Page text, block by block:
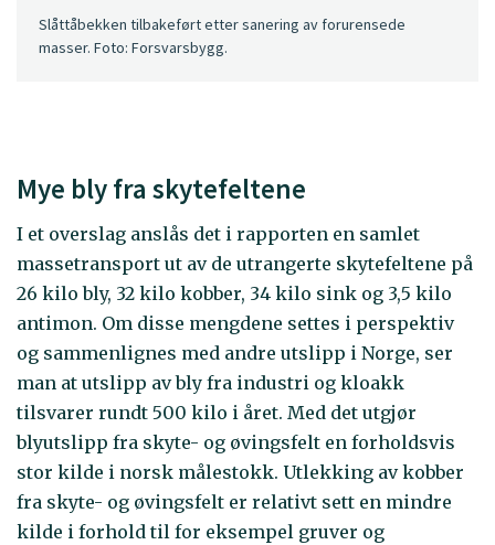
Slåttåbekken tilbakeført etter sanering av forurensede
masser. Foto: Forsvarsbygg.
Mye bly fra skytefeltene
I et overslag anslås det i rapporten en samlet
massetransport ut av de utrangerte skytefeltene på
26 kilo bly, 32 kilo kobber, 34 kilo sink og 3,5 kilo
antimon. Om disse mengdene settes i perspektiv
og sammenlignes med andre utslipp i Norge, ser
man at utslipp av bly fra industri og kloakk
tilsvarer rundt 500 kilo i året. Med det utgjør
blyutslipp fra skyte- og øvingsfelt en forholdsvis
stor kilde i norsk målestokk. Utlekking av kobber
fra skyte- og øvingsfelt er relativt sett en mindre
kilde i forhold til for eksempel gruver og